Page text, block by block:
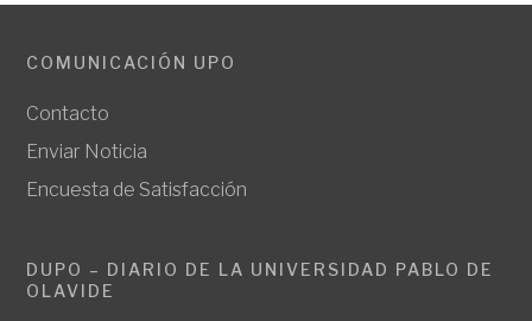
COMUNICACIÓN UPO
Contacto
Enviar Noticia
Encuesta de Satisfacción
DUPO – DIARIO DE LA UNIVERSIDAD PABLO DE
OLAVIDE